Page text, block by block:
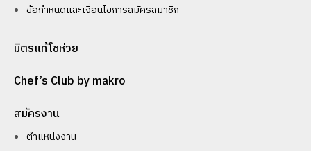
ข้อกำหนดและเงื่อนไขการสมัครสมาชิก
มิตรแท้โชห่วย
Chef’s Club by makro
สมัครงาน
ตำแหน่งงาน